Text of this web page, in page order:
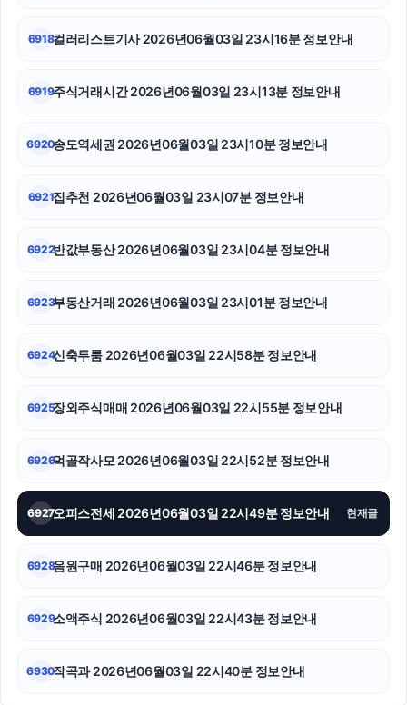
강동구하수구막힘
강남치과
폰테크
6918컬러리스트기사 2026년06월03일 23시16분 정보안내
6919주식거래시간 2026년06월03일 23시13분 정보안내
6920송도역세권 2026년06월03일 23시10분 정보안내
6921집추천 2026년06월03일 23시07분 정보안내
6922반값부동산 2026년06월03일 23시04분 정보안내
6923부동산거래 2026년06월03일 23시01분 정보안내
6924신축투룸 2026년06월03일 22시58분 정보안내
6925장외주식매매 2026년06월03일 22시55분 정보안내
6926먹골작사모 2026년06월03일 22시52분 정보안내
6927오피스전세 2026년06월03일 22시49분 정보안내 현재글
6928음원구매 2026년06월03일 22시46분 정보안내
6929소액주식 2026년06월03일 22시43분 정보안내
6930작곡과 2026년06월03일 22시40분 정보안내